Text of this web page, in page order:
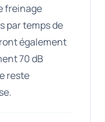
freinage
par temps de
également
70 dB
reste